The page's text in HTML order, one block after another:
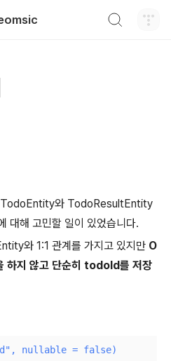
TodoEntity와 TodoResultEntity
대해 고민할 일이 있었습니다.
와 1:1 관계를 가지고 있지만 O
하지 않고 단순히 todoId를 저장
nullable = false)